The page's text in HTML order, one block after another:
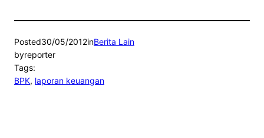
Posted30/05/2012inBerita Lain
byreporter
Tags:
BPK, laporan keuangan